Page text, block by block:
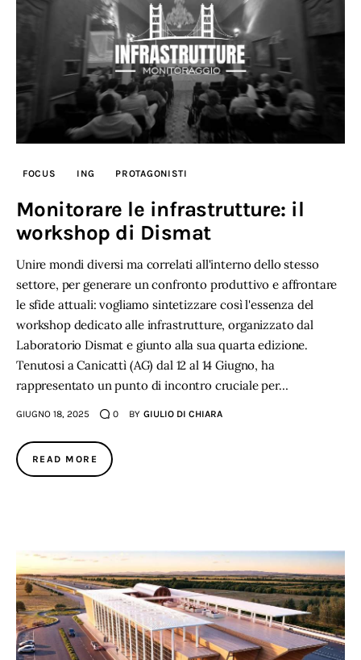
FOCUS ING PROTAGONISTI
Monitorare le infrastrutture: il
workshop di Dismat
Unire mondi diversi ma correlati all'interno dello stesso
settore, per generare un confronto produttivo e affrontare
le sfide attuali: vogliamo sintetizzare così l'essenza del
workshop dedicato alle infrastrutture, organizzato dal
Laboratorio Dismat e giunto alla sua quarta edizione.
Tenutosi a Canicattì (AG) dal 12 al 14 Giugno, ha
rappresentato un punto di incontro cruciale per…
GIUGNO 18, 2025 0 BY GIULIO DI CHIARA
READ MORE